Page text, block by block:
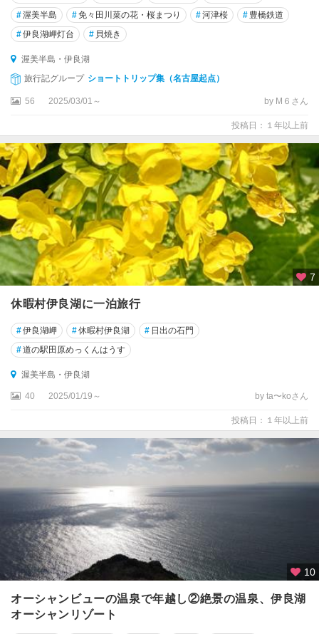
#渥美半島 #免々田川菜の花・桜まつり #河津桜 # 豊橋鉄道
#伊良湖岬灯台 # 貝焼き
渥美半島・伊良湖
旅行記グループ ショートトリップ集（名古屋起点）
56 2025/03/01～ by M６さん
投稿日：１年以上前
7
休暇村伊良湖に一泊旅行
#伊良湖岬 #休暇村伊良湖 # 日出の石門
#道の駅田原めっくんはうす
渥美半島・伊良湖
40 2025/01/19～ by ta〜koさん
投稿日：１年以上前
10
オーシャンビューの温泉で年越し②絶景の温泉、伊良湖
オーシャンリゾート